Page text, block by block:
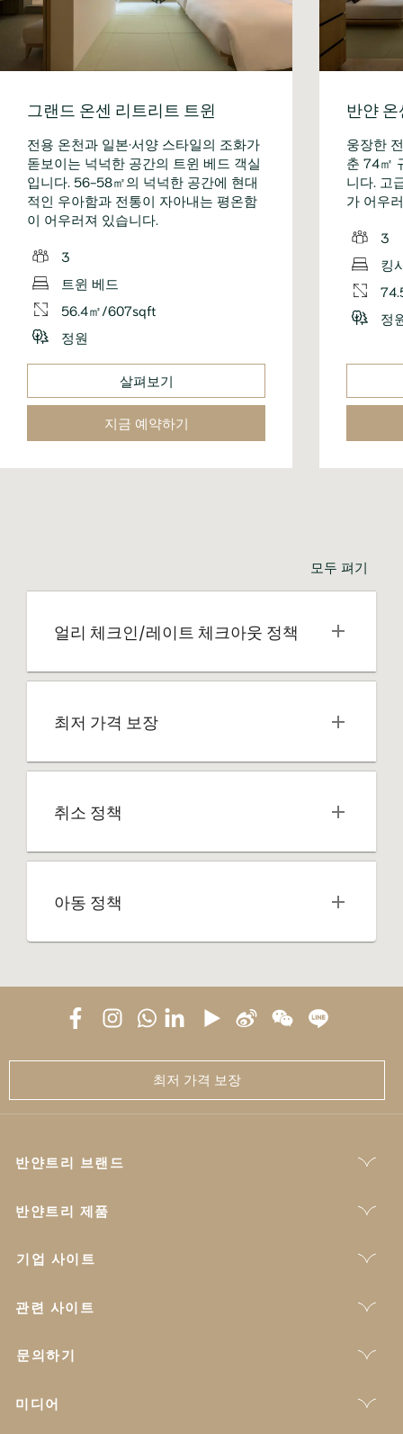
그랜드 온센 리트리트 트윈
전용 온천과 일본·서양 스타일의 조화가
돋보이는 넉넉한 공간의 트윈 베드 객실
입니다. 56-58㎡의 넉넉한 공간에 현대
적인 우아함과 전통이 자아내는 평온함
이 어우러져 있습니다.
3
트윈 베드
56.4㎡/607sqft
정원
살펴보기
지금 예약하기
반얀
웅장한
춘 74㎡
니다. 고
가 어우
3
킹
정
모두 펴기
얼리 체크인/레이트 체크아웃 정책
최저 가격 보장
취소 정책
아동 정책
최저 가격 보장
반얀트리 브랜드
반얀트리 제품
기업 사이트
관련 사이트
문의하기
미디어